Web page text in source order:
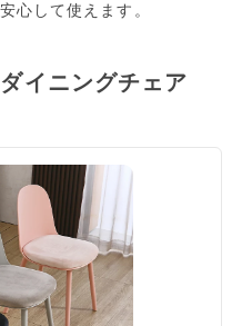
心して使えます。
ニングチェア